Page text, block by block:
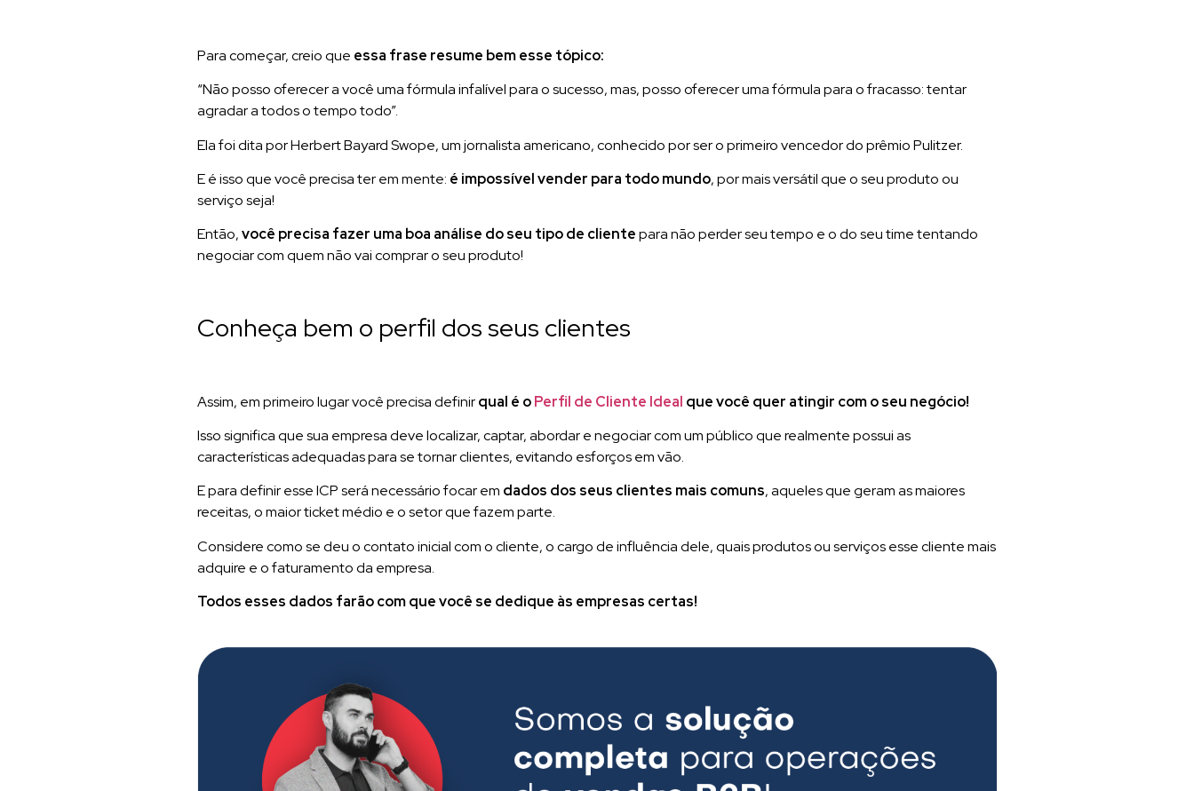
Para começar, creio que essa frase resume bem esse tópico:
“Não posso oferecer a você uma fórmula infalível para o sucesso, mas, posso oferecer uma fórmula para o fracasso: tentar
agradar a todos o tempo todo”.
Ela foi dita por Herbert Bayard Swope, um jornalista americano, conhecido por ser o primeiro vencedor do prêmio Pulitzer.
E é isso que você precisa ter em mente: é impossível vender para todo mundo, por mais versátil que o seu produto ou
serviço seja!
Então,você precisa fazer uma boa análise do seu tipo de clientepara não perder seu tempo e o do seu time tentando
negociar com quem não vai comprar o seu produto!
Conheça bem o perfil dos seus clientes
Assim, em primeiro lugar você precisa definirqual é oPerfil de Cliente Ideal que você quer atingir com o seu negócio!
Isso significa que sua empresa deve localizar, captar, abordar e negociar com um público que realmente possui as
características adequadas para se tornar clientes, evitando esforços em vão.
E para definir esse ICP será necessário focar em dados dos seus clientes mais comuns, aqueles que geram as maiores
receitas, o maior ticket médio e o setor que fazem parte.
Considere como se deu o contato inicial com o cliente, o cargo de influência dele, quais produtos ou serviços esse cliente mais
adquire e o faturamento da empresa.
Todos esses dados farão com que você se dedique às empresas certas!